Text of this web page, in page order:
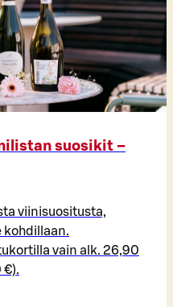
suosikit –
viinisuositusta,
kohdillaan.
vain alk. 26,90
€).